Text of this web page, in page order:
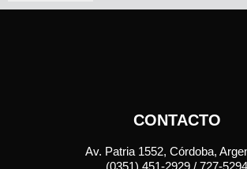
CONTACTO
Av. Patria 1552, Córdoba,
(0351) 451-2929 / 727-5294